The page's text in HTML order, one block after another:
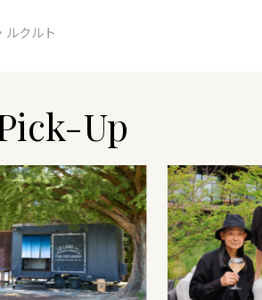
ルクルト
Up